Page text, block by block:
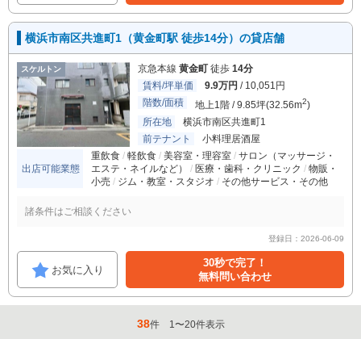
横浜市南区共進町1（黄金町駅 徒歩14分）の貸店舗
スケルトン 京急本線 黄金町 徒歩 14分
賃料/坪単価
9.9万円 / 10,051円
階数/面積
地上1階 / 9.85坪(32.56m2)
所在地
横浜市南区共進町1
前テナント
小料理居酒屋
出店可能業態
重飲食 軽飲食 美容室・理容室
サロン（マッサージ・
エステ・ネイルなど）
医療・歯科・クリニック
物販・
小売
ジム・教室・スタジオ その他サービス・その他
諸条件はご相談ください
登録日：2026-06-09
お気に入り
30秒で完了！
無料問い合わせ
38件 1〜20件表示